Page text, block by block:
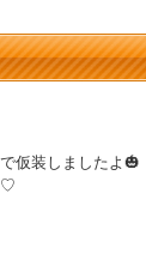
仮装しましたよ🎃
♡